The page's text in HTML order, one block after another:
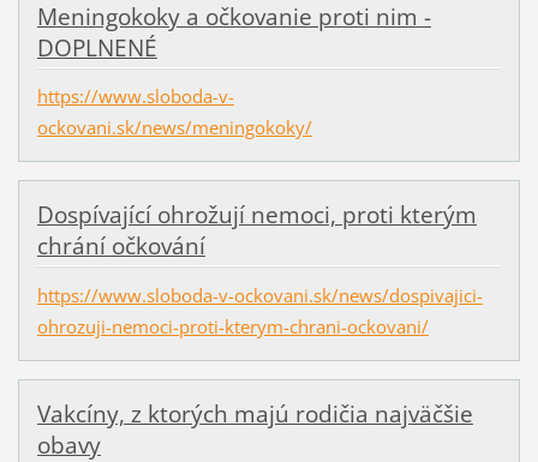
Meningokoky a očkovanie proti nim -
DOPLNENÉ
https://www.sloboda-v-
ockovani.sk/news/meningokoky/
Dospívající ohrožují nemoci, proti kterým
chrání očkování
https://www.sloboda-v-ockovani.sk/news/dospivajici-
ohrozuji-nemoci-proti-kterym-chrani-ockovani/
Vakcíny, z ktorých majú rodičia najväčšie
obavy